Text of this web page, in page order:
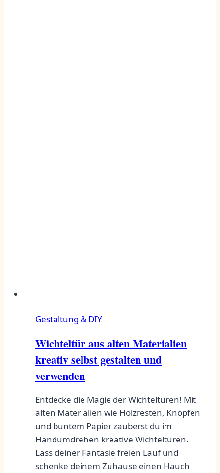
Gestaltung & DIY
Wichteltür aus alten Materialien
kreativ selbst gestalten und
verwenden
Entdecke die Magie der Wichteltüren! Mit
alten Materialien wie Holzresten, Knöpfen
und buntem Papier zauberst du im
Handumdrehen kreative Wichteltüren.
Lass deiner Fantasie freien Lauf und
schenke deinem Zuhause einen Hauch